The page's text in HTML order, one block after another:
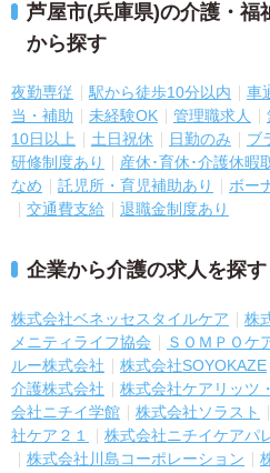
芦屋市(兵庫県)の介護・福
から探す
夜勤専従 駅から徒歩10分以内 車
当・補助
未経験OK 管理職求人
10日以上
土日祝休 日勤のみ ブ
研修制度あり
産休･育休･介護休暇
なめ
託児所・育児補助あり ボー
交通費支給
退職金制度あり
企業から介護の求人を探す
株式会社ベネッセスタイルケア 株
メニティライフ協会
ＳＯＭＰＯケ
ルー株式会社
株式会社SOYOKAZE
介護株式会社
株式会社ケアリッツ
会社ニチイ学館
株式会社ソラスト
社ケア２１
株式会社ニチイケアパ
株式会社川島コーポレーション